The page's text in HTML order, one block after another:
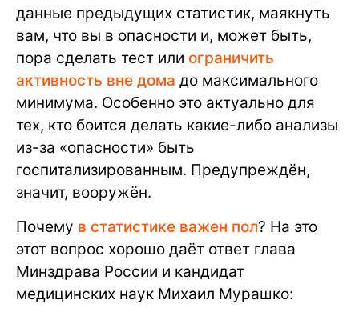
данные предыдущих статистик, маякнуть
вам, что вы в опасности и, может быть,
пора сделать тест или ограничить
активность вне дома до максимального
минимума. Особенно это актуально для
тех, кто боится делать какие-либо анализы
из-за «опасности» быть
госпитализированным. Предупреждён,
значит, вооружён.
Почему в статистике важен пол? На это
этот вопрос хорошо даёт ответ глава
Минздрава России и кандидат
медицинских наук Михаил Мурашко: